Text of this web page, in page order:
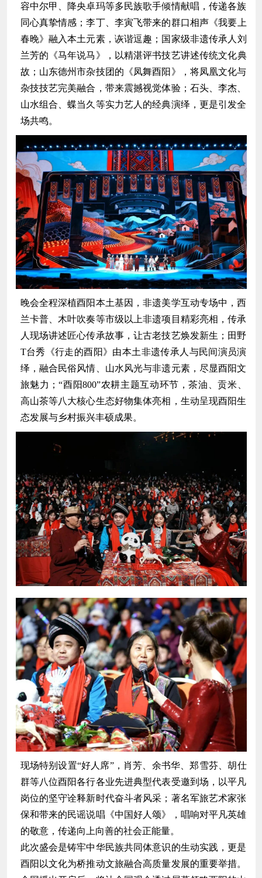
容中尔甲、降央卓玛等多民族歌手倾情献唱，传递各族
同心真挚情感；李丁、李寅飞带来的群口相声《我要上
春晚》融入本土元素，诙谐逗趣；国家级非遗传承人刘
兰芳的《马年说马 》，以精湛评书技艺讲述传统文化典
故；山东德州市杂技团的《凤舞酉阳》，将凤凰文化与
杂技技艺完美融合，带来震撼视觉体验；石头、李杰、
山水组合、蝶当久等实力艺人的经典演绎，更是引发全
场共鸣。
晚会全程深植酉阳本土基因，非遗美学互动专场中，西
兰卡普、木叶吹奏等市级以上非遗项目精彩亮相，传承
人现场讲述匠心传承故事，让古老技艺焕发新生；田野
T台秀《行走的酉阳》由本土非遗传承人与民间演员演
绎，融合民俗风情、山水风光与非遗元素，尽显酉阳文
旅魅力；“酉阳800”农耕主题互动环节，茶油、贡米、
高山茶等八大核心生态好物集体亮相，生动呈现酉阳生
态发展与乡村振兴丰硕成果。
现场特别设置“好人席”，肖芳、余书华、郑雪芬、胡仕
群等八位酉阳各行各业先进典型代表受邀到场，以平凡
岗位的坚守诠释新时代奋斗者风采；著名军旅艺术家张
保和带来的民谣说唱《中国好人颂》，唱响对平凡英雄
的敬意，传递向上向善的社会正能量。
此次盛会是铸牢中华民族共同体意识的生动实践，更是
酉阳以文化为桥推动文旅融合高质量发展的重要举措。